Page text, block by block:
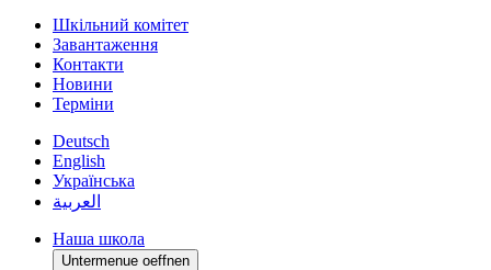
Шкільний комітет
Завантаження
Контакти
Новини
Терміни
Deutsch
English
Українська
العربية
Наша школа
Untermenue oeffnen